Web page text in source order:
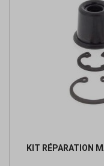
KIT RÉPARATION